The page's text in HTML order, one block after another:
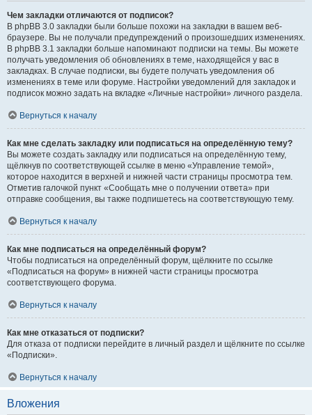
Чем закладки отличаются от подписок?
В phpBB 3.0 закладки были больше похожи на закладки в вашем веб-
браузере. Вы не получали предупреждений о произошедших изменениях.
В phpBB 3.1 закладки больше напоминают подписки на темы. Вы можете
получать уведомления об обновлениях в теме, находящейся у вас в
закладках. В случае подписки, вы будете получать уведомления об
изменениях в теме или форуме. Настройки уведомлений для закладок и
подписок можно задать на вкладке «Личные настройки» личного раздела.
Вернуться к началу
Как мне сделать закладку или подписаться на определённую тему?
Вы можете создать закладку или подписаться на определённую тему,
щёлкнув по соответствующей ссылке в меню «Управление темой»,
которое находится в верхней и нижней части страницы просмотра тем.
Отметив галочкой пункт «Сообщать мне о получении ответа» при
отправке сообщения, вы также подпишетесь на соответствующую тему.
Вернуться к началу
Как мне подписаться на определённый форум?
Чтобы подписаться на определённый форум, щёлкните по ссылке
«Подписаться на форум» в нижней части страницы просмотра
соответствующего форума.
Вернуться к началу
Как мне отказаться от подписки?
Для отказа от подписки перейдите в личный раздел и щёлкните по ссылке
«Подписки».
Вернуться к началу
Вложения